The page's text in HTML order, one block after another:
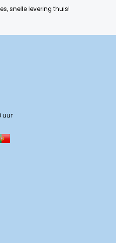
snelle levering thuis!
uur